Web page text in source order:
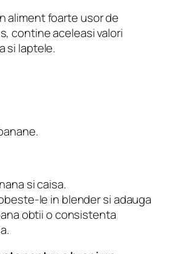
aliment foarte usor de
contine aceleasi valori
si laptele.
si caisa.
le in blender si adauga
obtii o consistenta